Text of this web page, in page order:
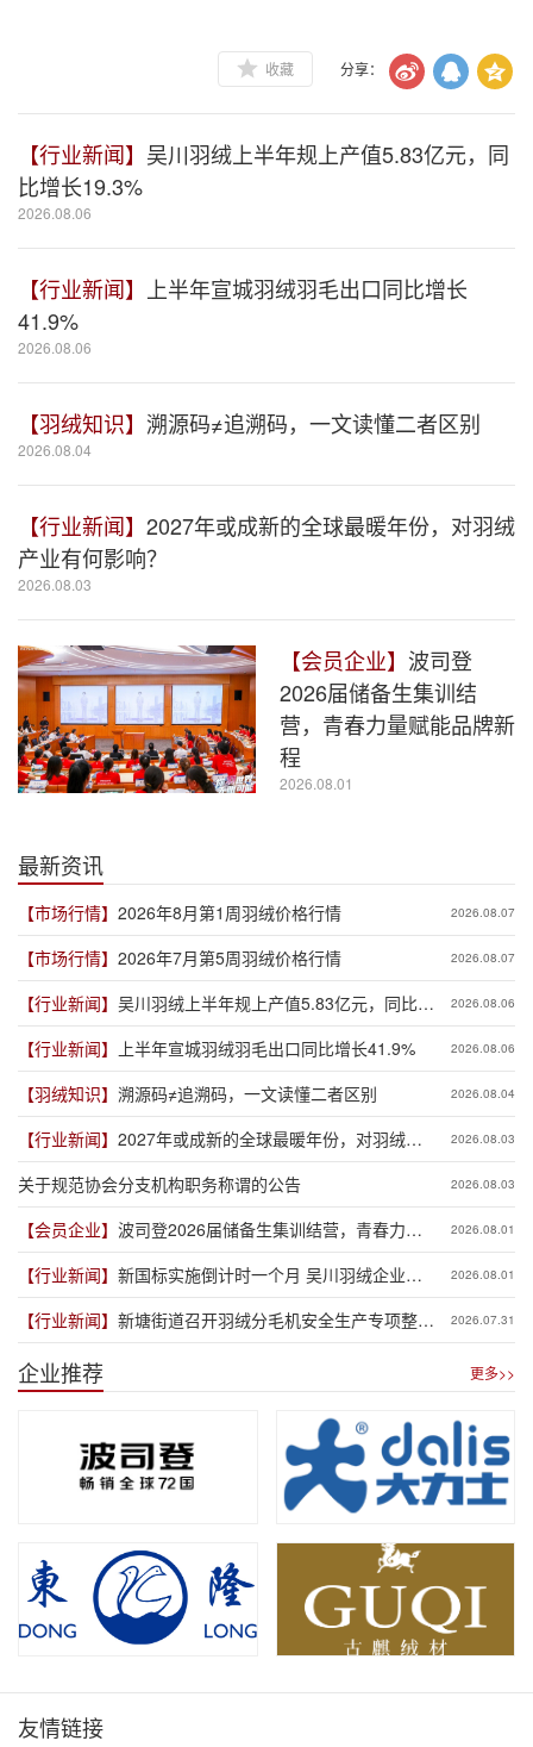
收藏 分享：
【行业新闻】 吴川羽绒上半年规上产值5.83亿元，同
比增长19.3%
2026.08.06
【行业新闻】
上半年宣城羽绒羽毛出口同比增长
41.9%
2026.08.06
【羽绒知识】 溯源码≠追溯码，一文读懂二者区别
2026.08.04
【行业新闻】 2027年或成新的全球最暖年份，对羽绒
产业有何影响？
2026.08.03
【会员企业】 波司登
2026届储备生集训结
营，青春力量赋能品牌新
程
2026.08.01
最新资讯
【市场行情】 2026年8月第1周羽绒价格行情 2026.08.07
【市场行情】 2026年7月第5周羽绒价格行情 2026.08.07
【行业新闻】 吴川羽绒上半年规上产值5.83亿元，同比增
长19.3%
2026.08.06
【行业新闻】 上半年宣城羽绒羽毛出口同比增长41.9% 2026.08.06
【羽绒知识】 溯源码≠追溯码，一文读懂二者区别 2026.08.04
【行业新闻】 2027年或成新的全球最暖年份，对羽绒产
业有何影响？
2026.08.03
关于规范协会分支机构职务称谓的公告 2026.08.03
【会员企业】 波司登2026届储备生集训结营，青春力量
赋能品牌新程
2026.08.01
【行业新闻】 新国标实施倒计时一个月 吴川羽绒企业集
体“抢跑”新规
2026.08.01
【行业新闻】 新塘街道召开羽绒分毛机安全生产专项整治
推进会
2026.07.31
企业推荐 更多>>
友情链接